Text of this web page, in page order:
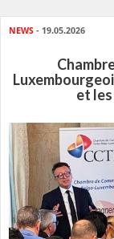
NEWS - 19.05.2026
et